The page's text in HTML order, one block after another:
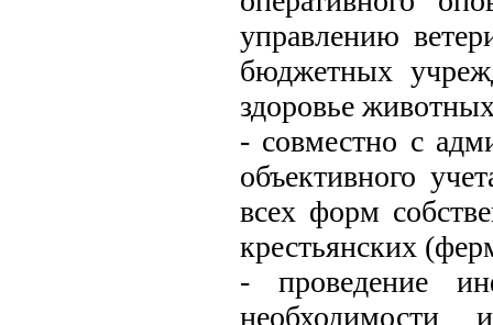
управлению
бюджетных
здоровье
- совместно с
объективного
всех форм
крестьянских
- проведение
необходимости